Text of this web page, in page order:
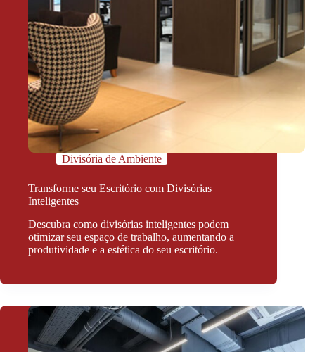
Divisória de Ambiente
Transforme seu Escritório com Divisórias
Inteligentes
Descubra como divisórias inteligentes podem
otimizar seu espaço de trabalho, aumentando a
produtividade e a estética do seu escritório.